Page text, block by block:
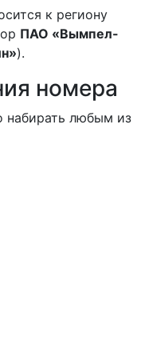
к региону
ПАО «Вымпел-
).
номера
любым из